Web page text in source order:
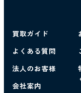
買取ガイド
よくある質問
法人のお客様
会社案内